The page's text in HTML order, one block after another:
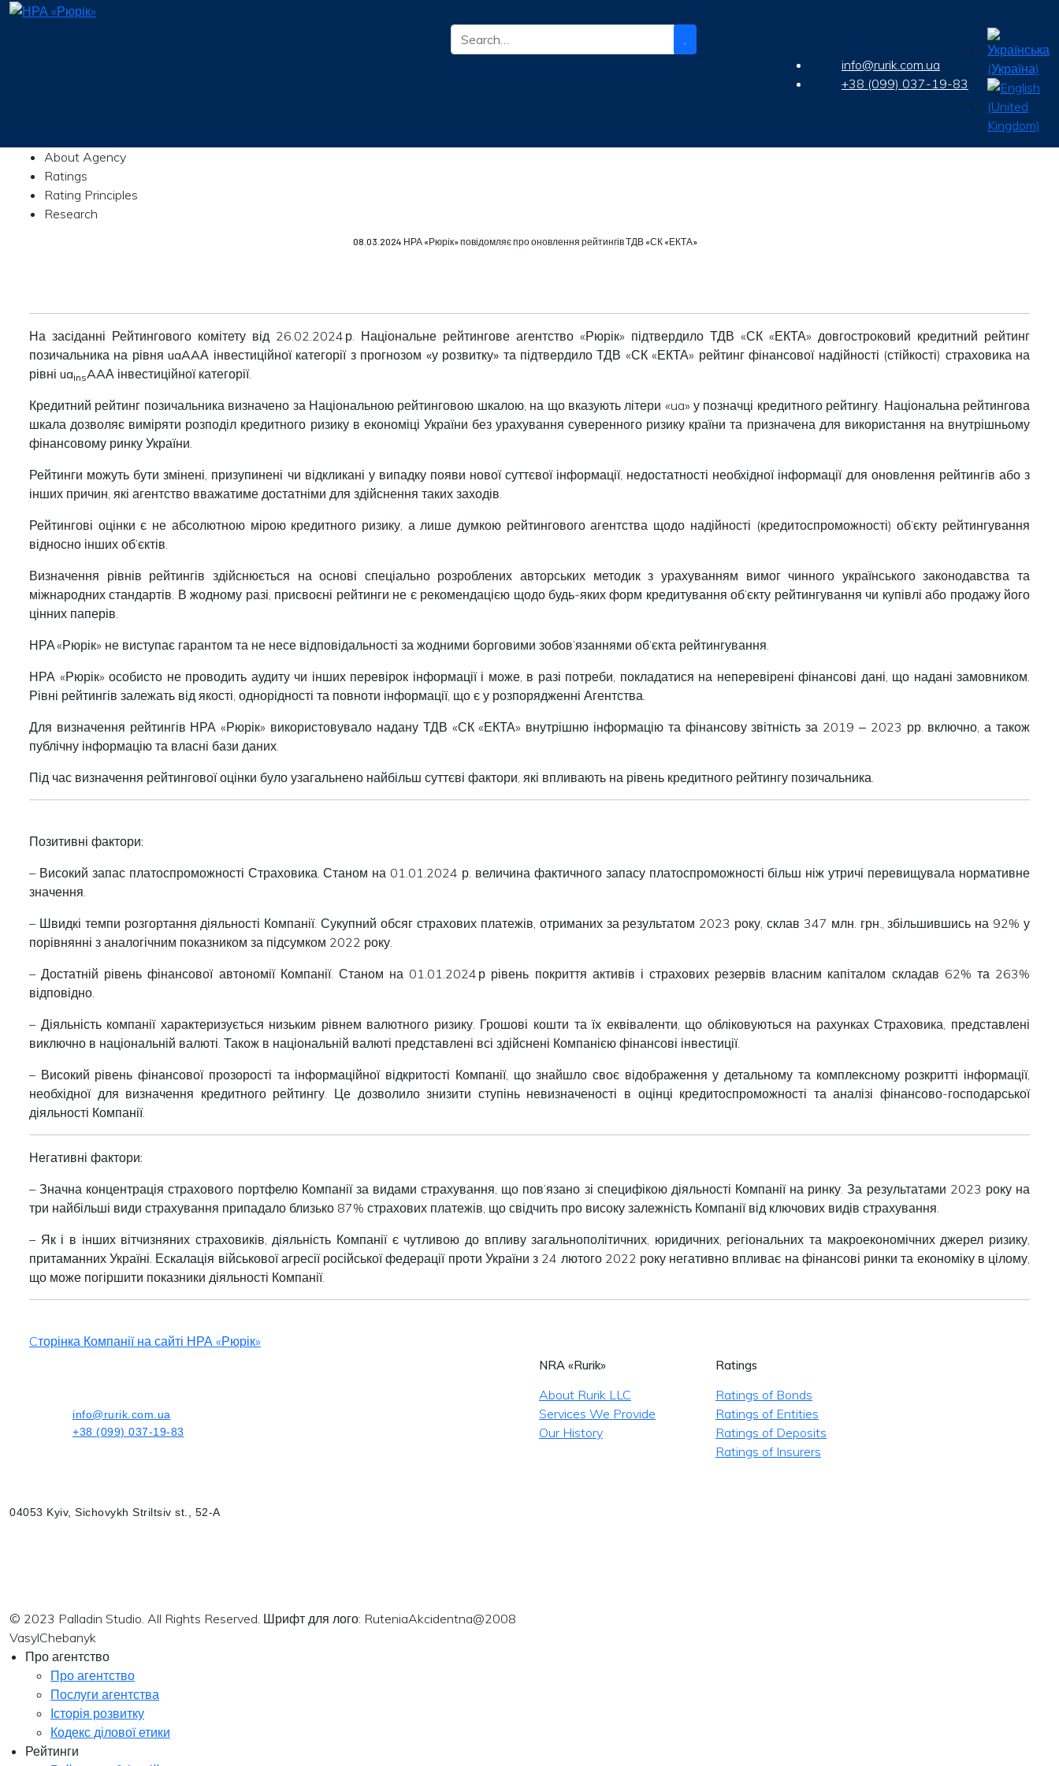
.
info@rurik.com.ua
+38 (099) 037-19-83
About Agency
Ratings
Rating Principles
Research
08.03.2024 НРА «Рюрік» повідомляє про оновлення рейтингів ТДВ «СК «ЕКТА»
На засіданні Рейтингового комітету від 26.02.2024 р. Національне рейтингове агентство «Рюрік» підтвердило ТДВ «СК «ЕКТА» довгостроковий кредитний рейтинг
позичальника на рівняuaAAА інвестиційної категорії з прогнозом «у розвитку» та підтвердило ТДВ «СК «ЕКТА» рейтинг фінансової надійності (стійкості) страховика на
рівні uainsAAА інвестиційної категорії.
Кредитний рейтинг позичальника визначено за Національною рейтинговою шкалою, на що вказують літери «ua» у позначці кредитного рейтингу. Національна рейтингова
шкала дозволяє виміряти розподіл кредитного ризику в економіці України без урахування суверенного ризику країни та призначена для використання на внутрішньому
фінансовому ринку України.
Рейтинги можуть бути змінені, призупинені чи відкликані у випадку появи нової суттєвої інформації, недостатності необхідної інформації для оновлення рейтингів або з
інших причин, які агентство вважатиме достатніми для здійснення таких заходів.
Рейтингові оцінки є не абсолютною мірою кредитного ризику, а лише думкою рейтингового агентства щодо надійності (кредитоспроможності) об’єкту рейтингування
відносно інших об’єктів.
Визначення рівнів рейтингів здійснюється на основі спеціально розроблених авторських методик з урахуванням вимог чинного українського законодавства та
міжнародних стандартів. В жодному разі, присвоєні рейтинги не є рекомендацією щодо будь-яких форм кредитування об’єкту рейтингування чи купівлі або продажу його
цінних паперів.
НРА «Рюрік» не виступає гарантом та не несе відповідальності за жодними борговими зобов’язаннями об’єкта рейтингування.
НРА «Рюрік» особисто не проводить аудиту чи інших перевірок інформації і може, в разі потреби, покладатися на неперевірені фінансові дані, що надані замовником.
Рівні рейтингів залежать від якості, однорідності та повноти інформації, що є у розпорядженні Агентства.
Для визначення рейтингів НРА «Рюрік» використовувало надану ТДВ «СК «ЕКТА» внутрішню інформацію та фінансову звітність за 2019 ‒ 2023 рр. включно, а також
публічну інформацію та власні бази даних.
Під час визначення рейтингової оцінки було узагальнено найбільш суттєві фактори, які впливають на рівень кредитного рейтингу позичальника.
Позитивні фактори:
– Високий запас платоспроможності Страховика. Станом на 01.01.2024 р. величина фактичного запасу платоспроможності більш ніж утричі перевищувала нормативне
значення.
– Швидкі темпи розгортання діяльності Компанії. Сукупний обсяг страхових платежів, отриманих за результатом 2023 року, склав 347 млн. грн., збільшившись на 92% у
порівнянні з аналогічним показником за підсумком 2022 року.
– Достатній рівень фінансової автономії Компанії. Станом на 01.01.2024 р рівень покриття активів і страхових резервів власним капіталом складав 62% та 263%
відповідно.
– Діяльність компанії характеризується низьким рівнем валютного ризику. Грошові кошти та їх еквіваленти, що обліковуються на рахунках Страховика, представлені
виключно в національній валюті. Також в національній валюті представлені всі здійснені Компанією фінансові інвестиції.
– Високий рівень фінансової прозорості та інформаційної відкритості Компанії, що знайшло своє відображення у детальному та комплексному розкритті інформації,
необхідної для визначення кредитного рейтингу. Це дозволило знизити ступінь невизначеності в оцінці кредитоспроможності та аналізі фінансово-господарської
діяльності Компанії.
Негативні фактори:
– Значна концентрація страхового портфелю Компанії за видами страхування, що пов’язано зі специфікою діяльності Компанії на ринку. За результатами 2023 року на
три найбільші види страхування припадало близько 87% страхових платежів, що свідчить про високу залежність Компанії від ключових видів страхування.
– Як і в інших вітчизняних страховиків, діяльність Компанії є чутливою до впливу загальнополітичних, юридичних, регіональних та макроекономічних джерел ризику,
притаманних Україні. Ескалація військової агресії російської федерації проти України з 24 лютого 2022 року негативно впливає на фінансові ринки та економіку в цілому,
що може погіршити показники діяльності Компанії.
Cторінка Компанії на сайті НРА «Рюрік»
info@rurik.com.ua
+38 (099) 037-19-83
04053 Kyiv, Sichovykh Striltsiv st., 52-A
NRA «Rurik»
About Rurik LLC
Services We Provide
Our History
Ratings
Ratings of Bonds
Ratings of Entities
Ratings of Deposits
Ratings of Insurers
© 2023 Palladin Studio. All Rights Reserved. Шрифт для лого: RuteniaAkcidentna@2008
VasylChebanyk
Про агентство
Про агентство
Послуги агентства
Історія розвитку
Кодекс ділової етики
Рейтинги